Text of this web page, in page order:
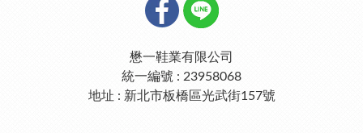
懋一鞋業有限公司
統一編號 : 23958068
地址 : 新北市板橋區光武街157號